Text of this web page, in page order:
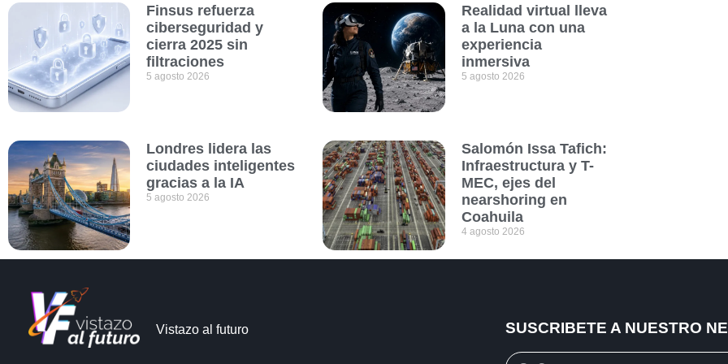
Finsus refuerza
ciberseguridad y
cierra 2025 sin
filtraciones
5 agosto 2026
Realidad virtual lleva
a la Luna con una
experiencia
inmersiva
5 agosto 2026
Londres lidera las
ciudades inteligentes
gracias a la IA
5 agosto 2026
Salomón Issa Tafich:
Infraestructura y T-
MEC, ejes del
nearshoring en
Coahuila
4 agosto 2026
Vistazo al futuro SUSCRIBETE A NUESTRO